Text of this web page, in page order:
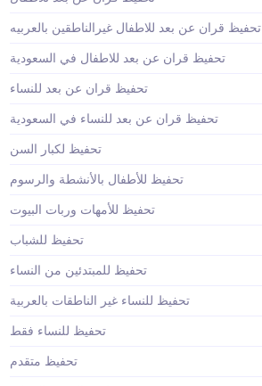
تحفيظ قران عن بعد للاطفال غيرالناطقين بالعربيه
تحفيظ قران عن بعد للاطفال في السعودية
تحفيظ قران عن بعد للنساء
تحفيظ قران عن بعد للنساء في السعودية
تحفيظ لكبار السن
تحفيظ للأطفال بالأنشطة والرسوم
تحفيظ للأمهات وربات البيوت
تحفيظ للشباب
تحفيظ للمبتدئين من النساء
تحفيظ للنساء غير الناطقات بالعربية
تحفيظ للنساء فقط
تحفيظ متقدم